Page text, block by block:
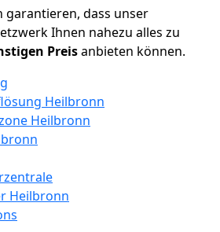
garantieren, dass unser
Ihnen nahezu alles zu
Preisanbieten können.
Heilbronn
Heilbronn
Heilbronn